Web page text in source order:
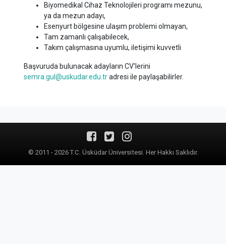
Biyomedikal Cihaz Teknolojileri programı mezunu,
ya da mezun adayı,
Esenyurt bölgesine ulaşım problemi olmayan,
Tam zamanlı çalışabilecek,
Takım çalışmasına uyumlu, iletişimi kuvvetli
Başvuruda bulunacak adayların CV’lerini
semra.gul@uskudar.edu.tradresi ile paylaşabilirler.
© 2011 - 2026 T.C. Üsküdar Üniversitesi. Her Hakkı Saklıdır.